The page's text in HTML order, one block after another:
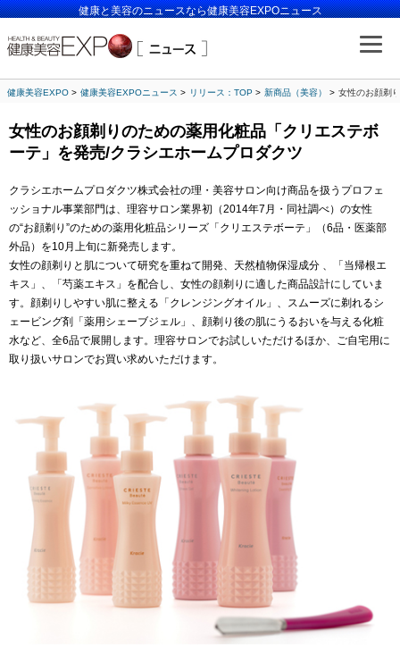
健康と美容のニュースなら健康美容EXPOニュース
健康美容EXPO 健康美容EXPOニュース リリース：TOP 新商品（美容） 女性のお顔剃
女性のお顔剃りのための薬用化粧品「クリエステボ
ーテ」を発売/クラシエホームプロダクツ
クラシエホームプロダクツ株式会社の理・美容サロン向け商品を扱うプロフェ
ッショナル事業部門は、理容サロン業界初（2014年7月・同社調べ）の女性
の“お顔剃り”のための薬用化粧品シリーズ「クリエステボーテ」（6品・医薬部
外品）を10月上旬に新発売します。
女性の顔剃りと肌について研究を重ねて開発、天然植物保湿成分 、「当帰根エ
キス」、「芍薬エキス」を配合し、女性の顔剃りに適した商品設計にしていま
す。顔剃りしやすい肌に整える「クレンジングオイル」、スムーズに剃れるシ
ェービング剤「薬用シェーブジェル」、顔剃り後の肌にうるおいを与える化粧
水など、全6品で展開します。理容サロンでお試しいただけるほか、ご自宅用に
取り扱いサロンでお買い求めいただけます。